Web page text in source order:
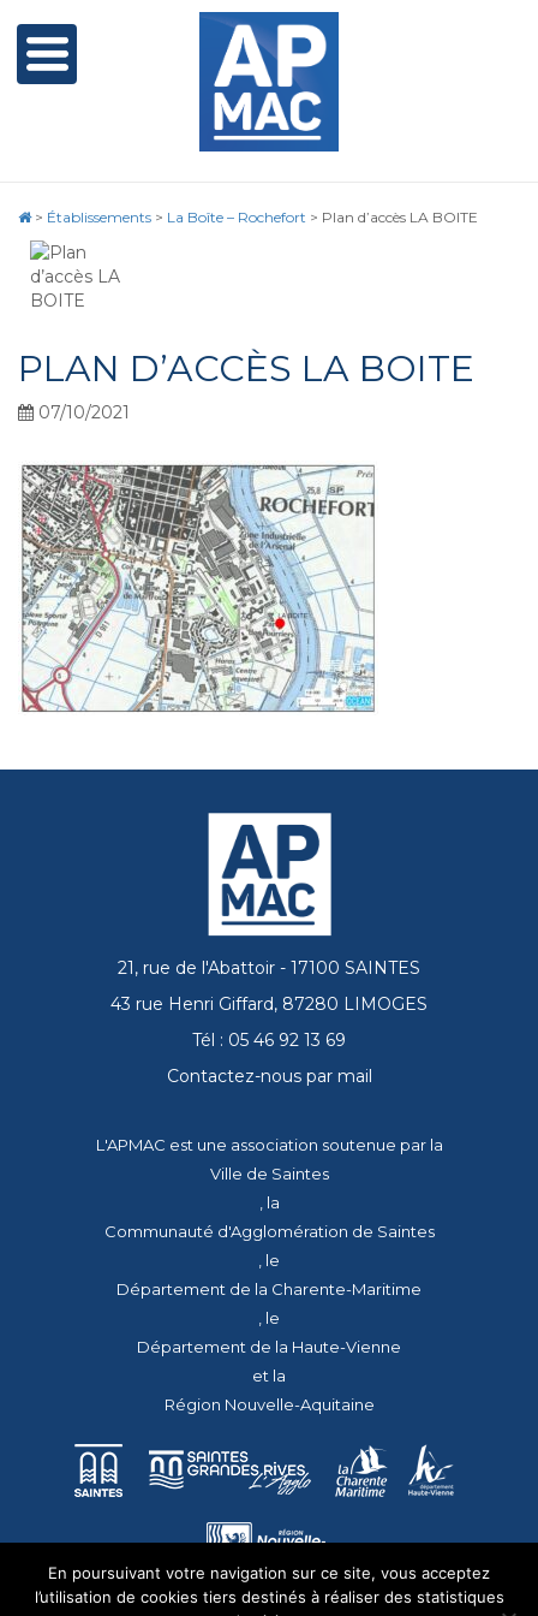
> Établissements > La Boîte – Rochefort > Plan d’accès LA BOITE
PLAN D’ACCÈS LA BOITE
07/10/2021
21, rue de l'Abattoir - 17100 SAINTES
43 rue Henri Giffard, 87280 LIMOGES
Tél : 05 46 92 13 69
Contactez-nous par mail
L'APMAC est une association soutenue par la
Ville de Saintes
, la
Communauté d'Agglomération de Saintes
, le
Département de la Charente-Maritime
, le
Département de la Haute-Vienne
et la
Région Nouvelle-Aquitaine
En poursuivant votre navigation sur ce site, vous acceptez
l’utilisation de cookies tiers destinés à réaliser des statistiques